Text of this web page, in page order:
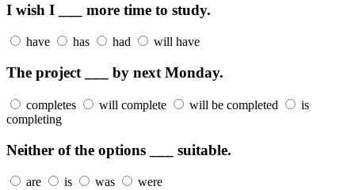
I wish I ___ more time to study.
have has had will have
The project ___ by next Monday.
completes will complete will be completed
is
completing
Neither of the options ___ suitable.
are is was were